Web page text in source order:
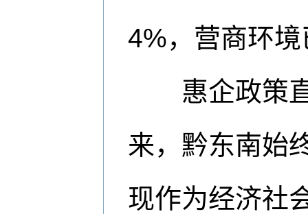
4%，营商环境
惠企政策直
来，黔东南始
现作为经济社